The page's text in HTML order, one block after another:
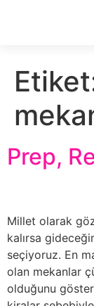
Prep,
Millet olarak
kalırsa
seçiyoruz. En
olan mekanlar
olduğunu